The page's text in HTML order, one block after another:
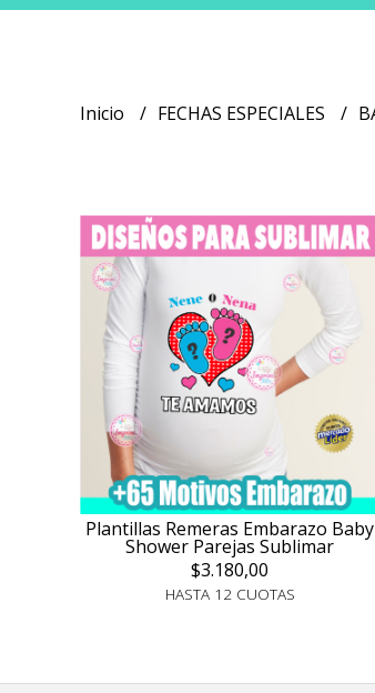
Inicio FECHAS ESPECIALES
Plantillas Remeras Embarazo Baby
Shower Parejas Sublimar
$3.180,00
HASTA 12 CUOTAS